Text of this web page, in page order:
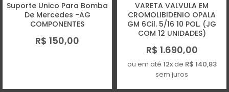
Suporte Unico Para Bomba
De Mercedes -AG
COMPONENTES
R$ 150,00
VARETA VALVULA EM
CROMOLIBIDENIO OPALA
GM 6Cil. 5/16 10 POL. (JG
COM 12 UNIDADES)
R$ 1.690,00
ou em até 12xde R$ 140,83
sem juros